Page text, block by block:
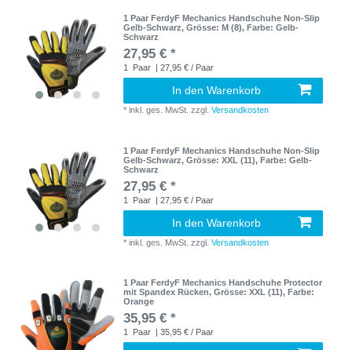
1 Paar FerdyF Mechanics Handschuhe Non-Slip
Gelb-Schwarz, Grösse: M (8), Farbe: Gelb-
Schwarz
27,95 € *
1 Paar | 27,95 € / Paar
In den Warenkorb
*inkl. ges. MwSt. zzgl.Versandkosten
1 Paar FerdyF Mechanics Handschuhe Non-Slip
Gelb-Schwarz, Grösse: XXL (11), Farbe: Gelb-
Schwarz
27,95 € *
1 Paar | 27,95 € / Paar
In den Warenkorb
*inkl. ges. MwSt. zzgl.Versandkosten
1 Paar FerdyF Mechanics Handschuhe Protector
mit Spandex Rücken, Grösse: XXL (11), Farbe:
Orange
35,95 € *
1 Paar | 35,95 € / Paar